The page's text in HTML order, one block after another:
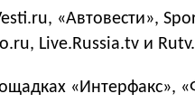
«Автовести»,
Live.Russia.tv и
«Интерфакс»,